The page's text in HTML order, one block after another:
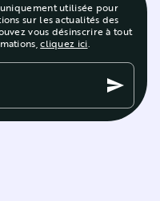
utilisée pour
sur les actualités des
vous désinscrire à tout
cliquez ici.
send